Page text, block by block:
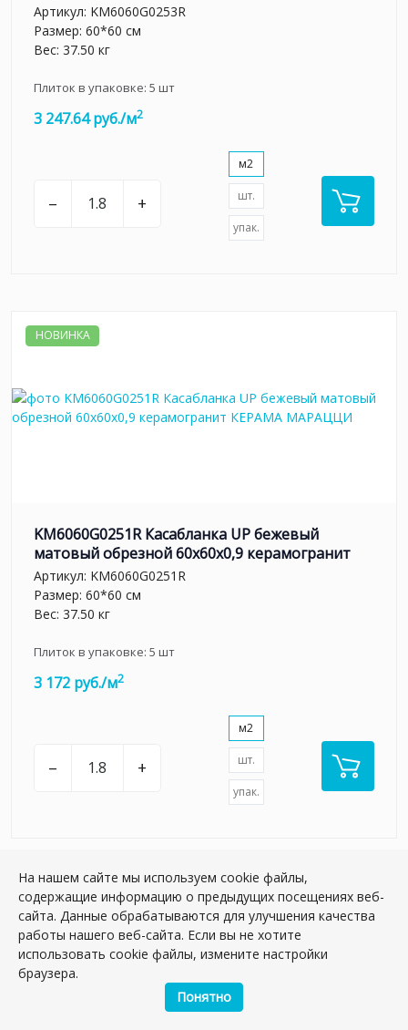
Артикул: KM6060G0253R
Размер: 60*60 см
Вес: 37.50 кг
Плиток в упаковке: 5 шт
3 247.64 руб./м2
– +
м2
шт.
упак.
НОВИНКА
KM6060G0251R Касабланка UP бежевый
матовый обрезной 60x60x0,9 керамогранит
Артикул: KM6060G0251R
Размер: 60*60 см
Вес: 37.50 кг
Плиток в упаковке: 5 шт
3 172 руб./м2
– +
м2
шт.
упак.
НОВИНКА
На нашем сайте мы используем cookie файлы,
содержащие информацию о предыдущих посещениях веб-
сайта. Данные обрабатываются для улучшения качества
работы нашего веб-сайта. Если вы не хотите
использовать cookie файлы, измените настройки
браузера.
Понятно